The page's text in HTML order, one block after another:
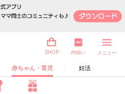
赤ちゃん・育児 妊活
SHOP 内祝い メニュー